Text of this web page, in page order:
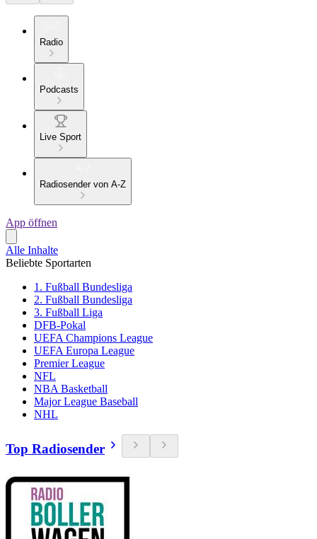
Radio
Podcasts
Live Sport
Radiosender von A-Z
App öffnen
Alle Inhalte
Beliebte Sportarten
1. Fußball Bundesliga
2. Fußball Bundesliga
3. Fußball Liga
DFB-Pokal
UEFA Champions League
UEFA Europa League
Premier League
NFL
NBA Basketball
Major League Baseball
NHL
Top Radiosender